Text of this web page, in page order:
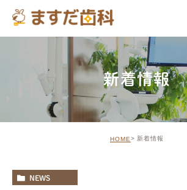
新着情報
HOME 新着情報
NEWS